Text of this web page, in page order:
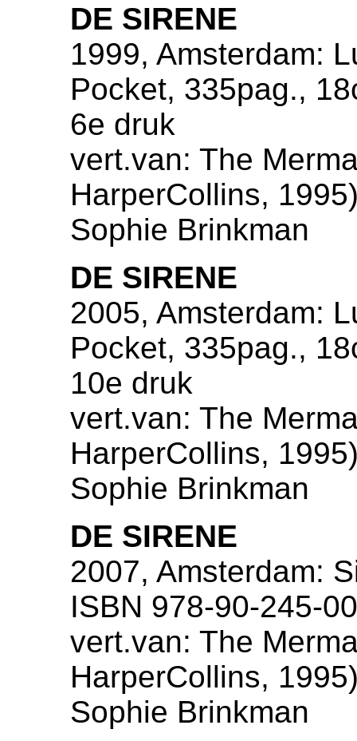
DE SIRENE
1999, Amsterdam:
Pocket, 335pag.,
6e druk
vert.van: The
HarperCollins,
Sophie Brinkman
DE SIRENE
2005, Amsterdam:
Pocket, 335pag.,
10e druk
vert.van: The
HarperCollins,
Sophie Brinkman
DE SIRENE
2007, Amsterdam:
ISBN 978-90-245-
vert.van: The
HarperCollins,
Sophie Brinkman